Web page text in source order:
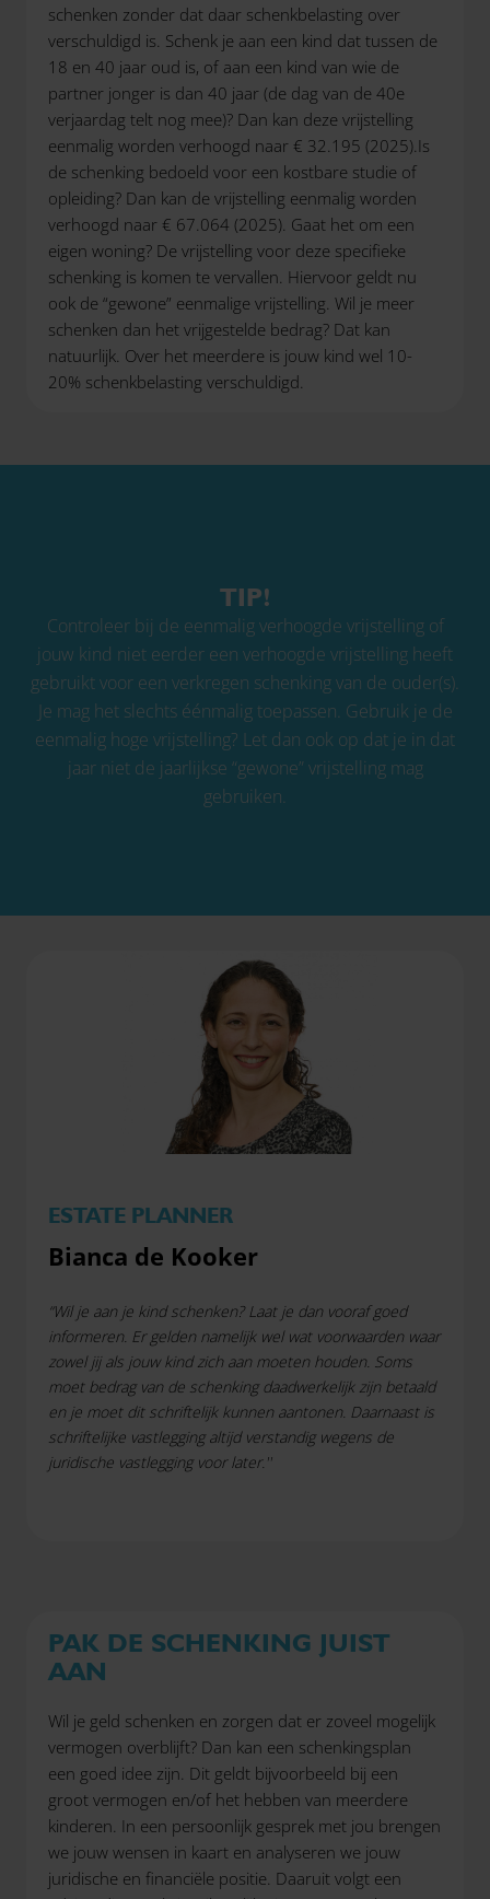
schenken zonder dat daar schenkbelasting over
verschuldigd is. Schenk je aan een kind dat tussen de
18 en 40 jaar oud is, of aan een kind van wie de
partner jonger is dan 40 jaar (de dag van de 40e
verjaardag telt nog mee)? Dan kan deze vrijstelling
eenmalig worden verhoogd naar € 32.195 (2025).Is
de schenking bedoeld voor een kostbare studie of
opleiding? Dan kan de vrijstelling eenmalig worden
verhoogd naar € 67.064 (2025). Gaat het om een
eigen woning? De vrijstelling voor deze specifieke
schenking is komen te vervallen. Hiervoor geldt nu
ook de “gewone” eenmalige vrijstelling. Wil je meer
schenken dan het vrijgestelde bedrag? Dat kan
natuurlijk. Over het meerdere is jouw kind wel 10-
20% schenkbelasting verschuldigd.
TIP!
Controleer bij de eenmalig verhoogde vrijstelling of
jouw kind niet eerder een verhoogde vrijstelling heeft
gebruikt voor een verkregen schenking van de ouder(s).
Je mag het slechts éénmalig toepassen. Gebruik je de
eenmalig hoge vrijstelling? Let dan ook op dat je in dat
jaar niet de jaarlijkse “gewone” vrijstelling mag
gebruiken.
ESTATE PLANNER
Bianca de Kooker
“Wil je aan je kind schenken? Laat je dan vooraf goed
informeren. Er gelden namelijk wel wat voorwaarden waar
zowel jij als jouw kind zich aan moeten houden. Soms
moet bedrag van de schenking daadwerkelijk zijn betaald
en je moet dit schriftelijk kunnen aantonen. Daarnaast is
schriftelijke vastlegging altijd verstandig wegens de
juridische vastlegging voor later.''
PAK DE SCHENKING JUIST
AAN
Wil je geld schenken en zorgen dat er zoveel mogelijk
vermogen overblijft? Dan kan een schenkingsplan
een goed idee zijn. Dit geldt bijvoorbeeld bij een
groot vermogen en/of het hebben van meerdere
kinderen. In een persoonlijk gesprek met jou brengen
we jouw wensen in kaart en analyseren we jouw
juridische en financiële positie. Daaruit volgt een